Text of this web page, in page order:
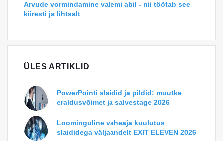
Arvude vormindamine valemi abil - nii töötab see
kiiresti ja lihtsalt
ÜLES ARTIKLID
PowerPointi slaidid ja pildid: muutke
eraldusvõimet ja salvestage 2026
Loominguline vaheaja kuulutus
slaididega väljaandelt EXIT ELEVEN 2026